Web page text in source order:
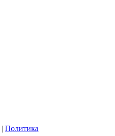
| Политика